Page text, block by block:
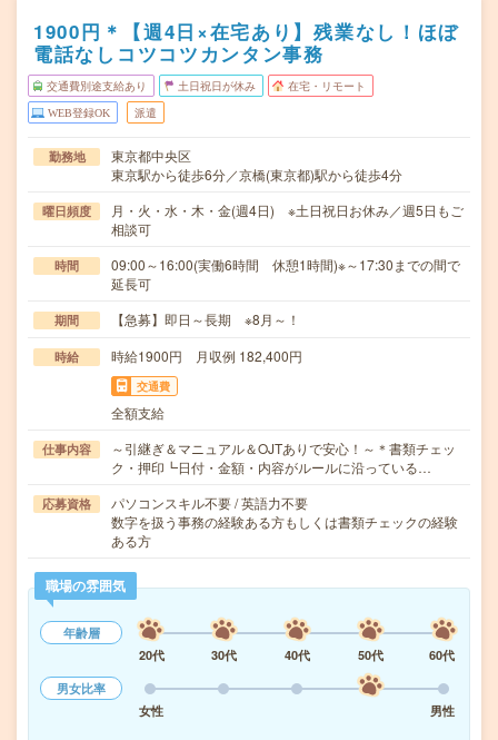
1900円＊【週4日×在宅あり】残業なし！ほぼ
電話なしコツコツカンタン事務
交通費別途支給あり 土日祝日が休み 在宅・リモート
WEB登録OK 派遣
勤務地
東京都中央区
東京駅から徒歩6分／京橋(東京都)駅から徒歩4分
曜日頻度
月・火・水・木・金(週4日) ※土日祝日お休み／週5日もご
相談可
時間
09:00～16:00(実働6時間 休憩1時間)※～17:30までの間で
延長可
期間 【急募】即日～長期 ※8月～！
時給 時給1900円 月収例 182,400円
交通費
全額支給
仕事内容
～引継ぎ＆マニュアル＆OJTありで安心！～＊書類チェッ
ク・押印┗日付・金額・内容がルールに沿っている…
応募資格
パソコンスキル不要 / 英語力不要
数字を扱う事務の経験ある方もしくは書類チェックの経験
ある方
職場の雰囲気
年齢層
20代
30代 40代 50代
60代
男女比率
女性
男性